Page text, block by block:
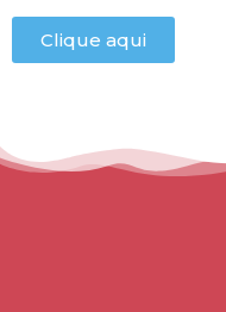
Clique aqui